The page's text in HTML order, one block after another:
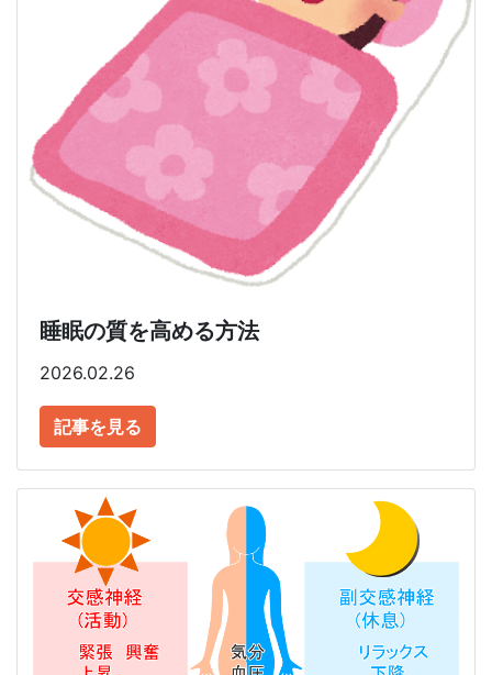
睡眠の質を高める方法
2026.02.26
記事を見る